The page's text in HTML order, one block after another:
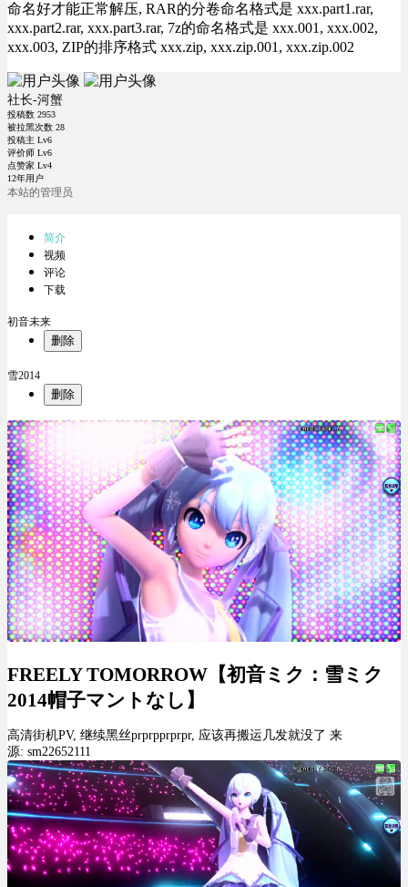
命名好才能正常解压, RAR的分卷命名格式是 xxx.part1.rar,
xxx.part2.rar, xxx.part3.rar, 7z的命名格式是 xxx.001, xxx.002,
xxx.003, ZIP的排序格式 xxx.zip, xxx.zip.001, xxx.zip.002
社长-河蟹
投稿数 2953
被拉黑次数 28
投稿主 Lv6
评价师 Lv6
点赞家 Lv4
12年用户
本站的管理员
简介
视频
评论
下载
初音未来
删除
雪2014
删除
FREELY TOMORROW【初音ミク：雪ミク
2014帽子マントなし】
高清街机PV, 继续黑丝prprpprprpr, 应该再搬运几发就没了 来
源: sm22652111